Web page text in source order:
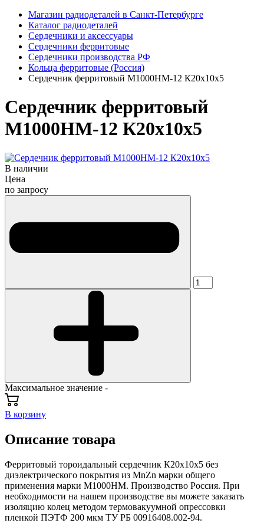
Магазин радиодеталей в Санкт-Петербурге
Каталог радиодеталей
Сердечники и аксессуары
Сердечники ферритовые
Сердечники производства РФ
Кольца ферритовые (Россия)
Сердечник ферритовый М1000НМ-12 К20х10х5
Сердечник ферритовый
М1000НМ-12 К20х10х5
В наличии
Цена
по запросу
Максимальное значение -
В корзину
Описание товара
Ферритовый тороидальный сердечник К20х10х5 без
диэлектрического покрытия из MnZn марки общего
применения марки М1000НМ. Производство Россия. При
необходимости на нашем производстве вы можете заказать
изоляцию колец методом термовакуумной опрессовки
пленкой ПЭТФ 200 мкм ТУ РБ 00916408.002-94.